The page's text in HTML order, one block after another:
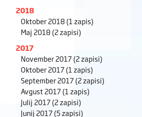
2018
Oktober 2018(1 zapis)
Maj 2018(2 zapisi)
2017
November 2017(2 zapisi)
Oktober 2017(1 zapis)
September 2017(2 zapisi)
Avgust 2017(1 zapis)
Julij 2017(2 zapisi)
Junij 2017(5 zapisi)